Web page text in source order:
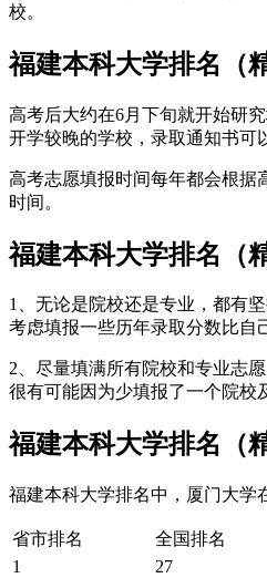
校。
福建本科大学排名（
高考后大约在6月下旬就开始研
开学较晚的学校，录取通知书可
高考志愿填报时间每年都会根据
时间。
福建本科大学排名（
1、无论是院校还是专业，都有
考虑填报一些历年录取分数比自
2、尽量填满所有院校和专业志
很有可能因为少填报了一个院校
福建本科大学排名（
福建本科大学排名中，厦门大学
省市排名 全国排名
1
27